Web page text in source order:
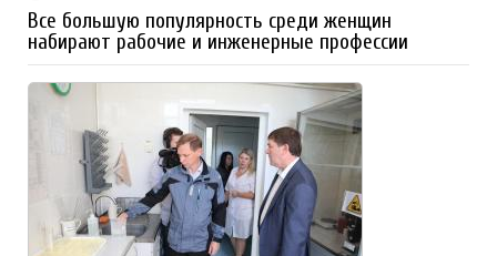
Все большую популярность среди женщин
набирают рабочие и инженерные профессии